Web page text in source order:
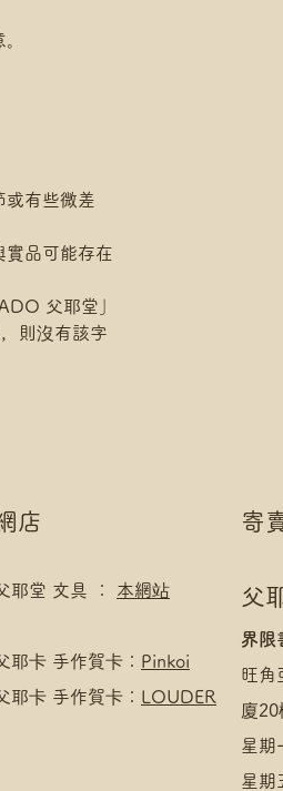
或有些微差
實品可能存在
父耶堂」
則沒有該字
店 寄
耶堂 文具 ： 本網站
耶卡 手作賀卡： Pinkoi
耶卡 手作賀卡： LOUDER
父
界限
旺角
廈20
星期
星期